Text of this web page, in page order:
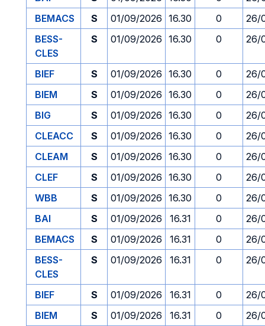
BEMACS
S 01/09/2026 16.30 0
26/
BESS-
CLES
S 01/09/2026 16.30 0 26/
BIEF S 01/09/2026 16.30 0
26/
BIEM
S 01/09/2026 16.30 0
26/
BIG
S 01/09/2026 16.30 0
26/
CLEACC
S 01/09/2026 16.30 0
26/
CLEAM
S 01/09/2026 16.30 0
26/
CLEF
S 01/09/2026 16.30 0
26/
WBB
S 01/09/2026 16.30 0
26/
BAI
S 01/09/2026 16.31 0
26/
BEMACS
S 01/09/2026 16.31 0
26/
BESS-
CLES
S 01/09/2026 16.31 0 26/
BIEF S 01/09/2026 16.31 0
26/
BIEM
S 01/09/2026 16.31 0
26/